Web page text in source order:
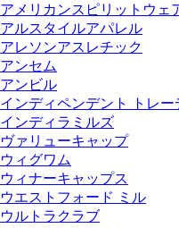
アメリカンスピリットウェ
アルスタイルアパレル
アレソンアスレチック
アンセム
アンビル
インディペンデント トレ
インディラミルズ
ヴァリューキャップ
ウィグワム
ウィナーキャップス
ウエストフォード ミル
ウルトラクラブ